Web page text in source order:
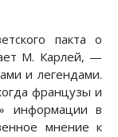
пакта о
М. Карлей, —
и легендами.
французы и
информации в
мнение к